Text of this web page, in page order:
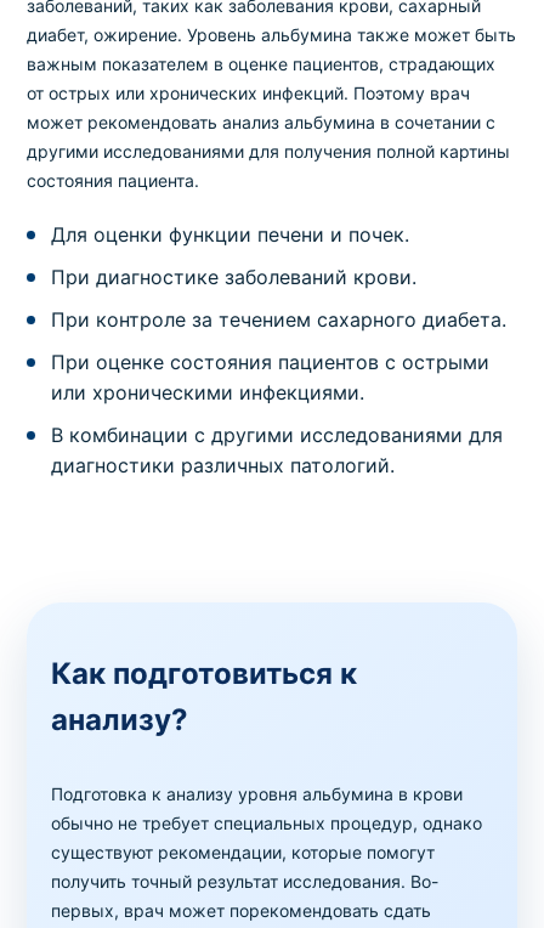
заболеваний, таких как заболевания крови, сахарный
диабет, ожирение. Уровень альбумина также может быть
важным показателем в оценке пациентов, страдающих
от острых или хронических инфекций. Поэтому врач
может рекомендовать анализ альбумина в сочетании с
другими исследованиями для получения полной картины
состояния пациента.
Для оценки функции печени и почек.
При диагностике заболеваний крови.
При контроле за течением сахарного диабета.
При оценке состояния пациентов с острыми
или хроническими инфекциями.
В комбинации с другими исследованиями для
диагностики различных патологий.
Как подготовиться к
анализу?
Подготовка к анализу уровня альбумина в крови
обычно не требует специальных процедур, однако
существуют рекомендации, которые помогут
получить точный результат исследования. Во-
первых, врач может порекомендовать сдать